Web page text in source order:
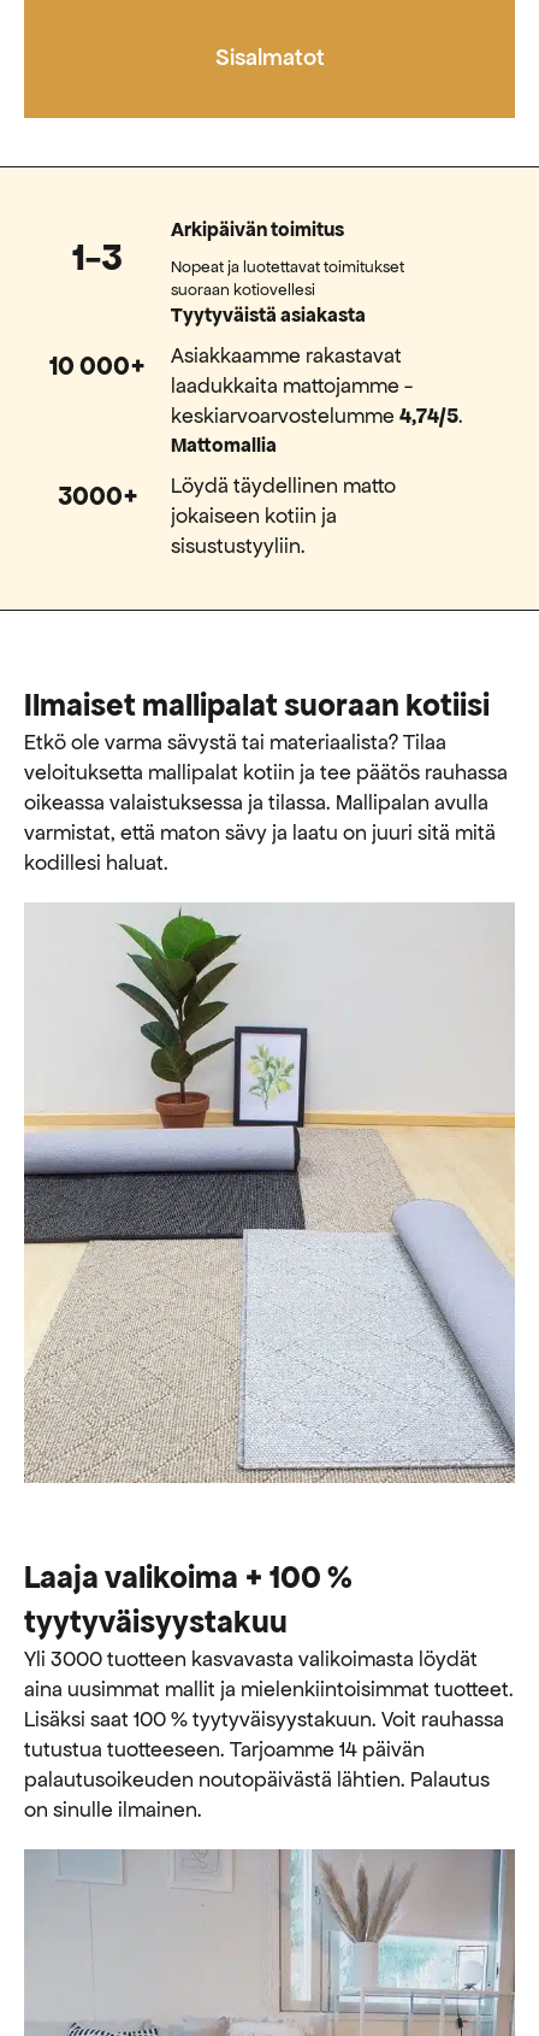
Sisalmatot
1-3
Arkipäivän toimitus
Nopeat ja luotettavat toimitukset
suoraan kotiovellesi
10 000+
Tyytyväistä asiakasta
Asiakkaamme rakastavat
laadukkaita mattojamme -
keskiarvoarvostelumme4,74/5.
3000+
Mattomallia
Löydä täydellinen matto
jokaiseen kotiin ja
sisustustyyliin.
Ilmaiset mallipalat suoraan kotiisi
Etkö ole varma sävystä tai materiaalista? Tilaa
veloituksetta mallipalat kotiin ja tee päätös rauhassa
oikeassa valaistuksessa ja tilassa. Mallipalan avulla
varmistat, että maton sävy ja laatu on juuri sitä mitä
kodillesi haluat.
Laaja valikoima + 100 %
tyytyväisyystakuu
Yli 3000 tuotteen kasvavasta valikoimasta löydät
aina uusimmat mallit ja mielenkiintoisimmat tuotteet.
Lisäksi saat 100 % tyytyväisyystakuun. Voit rauhassa
tutustua tuotteeseen. Tarjoamme 14 päivän
palautusoikeuden noutopäivästä lähtien. Palautus
on sinulle ilmainen.